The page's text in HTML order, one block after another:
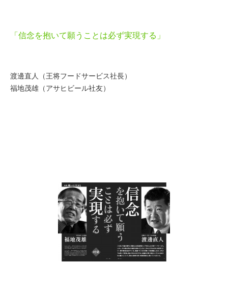
「信念を抱いて願うことは必ず実現する」
渡邊直人（王将フードサービス社長）
福地茂雄（アサヒビール社友）